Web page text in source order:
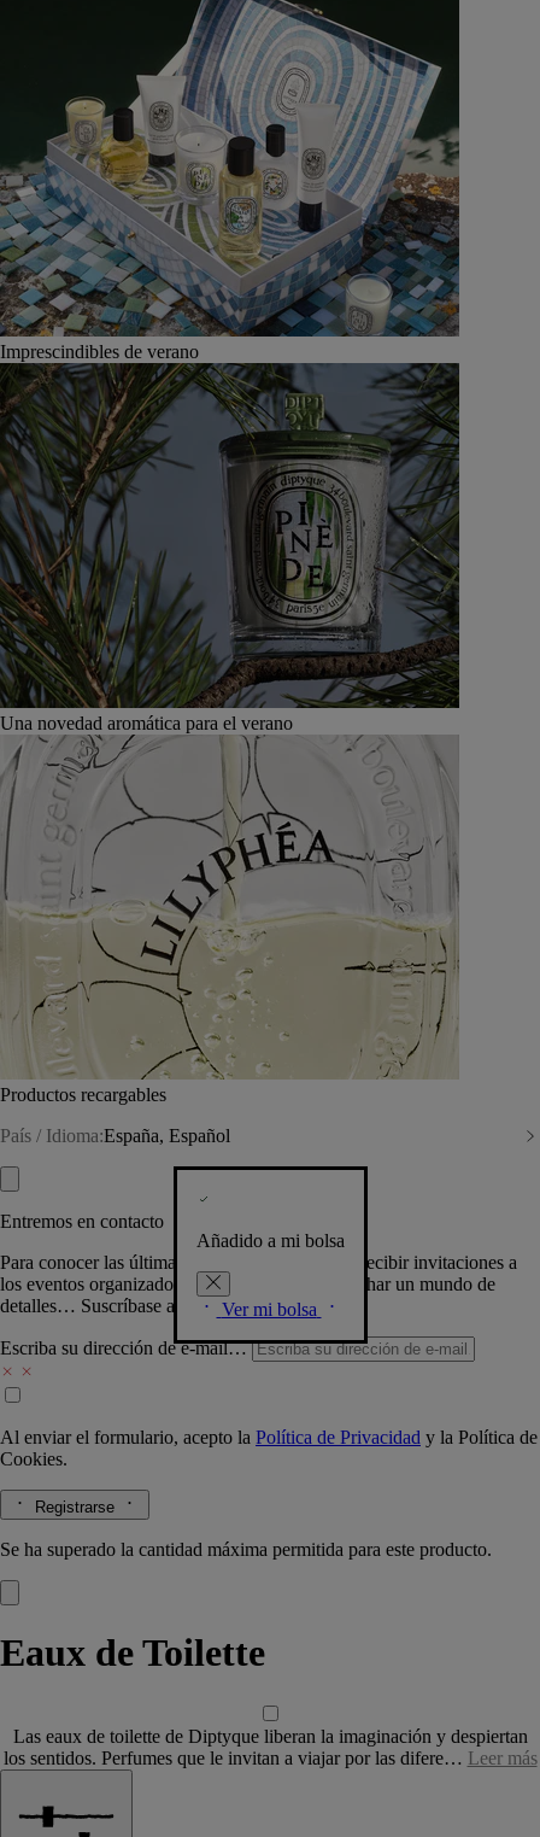
Imprescindibles de verano
Una novedad aromática para el verano
Productos recargables
País / Idioma:España, Español
Añadido a mi bolsa
Ver mi bolsa
Entremos en contacto
Para conocer las últimas creaciones de la Casa, recibir invitaciones a
los eventos organizados por Diptyque y aprovechar un mundo de
detalles… Suscríbase a nuestra newsletter.
Escriba su dirección de e-mail…
Al enviar el formulario, acepto la Política de Privacidad y la Política de
Cookies.
Registrarse
Se ha superado la cantidad máxima permitida para este producto.
Eaux de Toilette
Las eaux de toilette de Diptyque liberan la imaginación y despiertan
los sentidos. Perfumes que le invitan a viajar por las difere… Leer más